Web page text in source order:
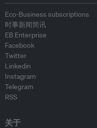
Eco-Business subscriptions
时事新闻简讯
EB Enterprise
Facebook
Twitter
Linkedin
Instagram
Telegram
RSS
关于